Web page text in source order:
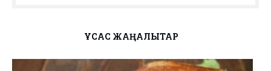
ҰҚСАС ЖАҢАЛЫҚТАР